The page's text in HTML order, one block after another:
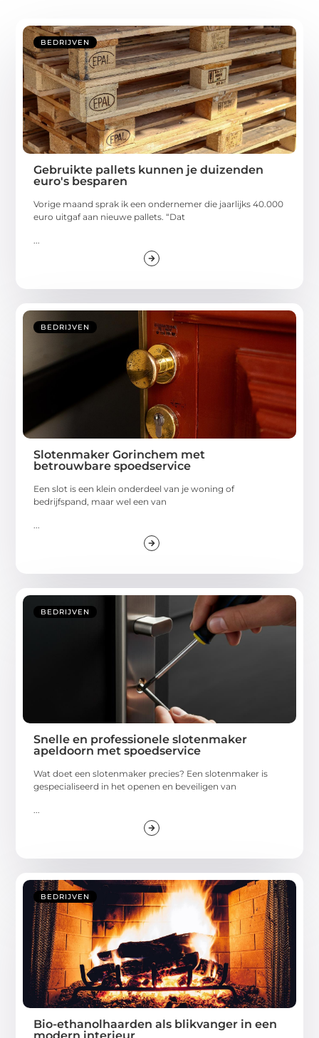
BEDRIJVEN
Gebruikte pallets kunnen je duizenden
euro's besparen
Vorige maand sprak ik een ondernemer die jaarlijks 40.000
euro uitgaf aan nieuwe pallets. “Dat
BEDRIJVEN
Slotenmaker Gorinchem met
betrouwbare spoedservice
Een slot is een klein onderdeel van je woning of
bedrijfspand, maar wel een van
BEDRIJVEN
Snelle en professionele slotenmaker
apeldoorn met spoedservice
Wat doet een slotenmaker precies? Een slotenmaker is
gespecialiseerd in het openen en beveiligen van
BEDRIJVEN
Bio-ethanolhaarden als blikvanger in een